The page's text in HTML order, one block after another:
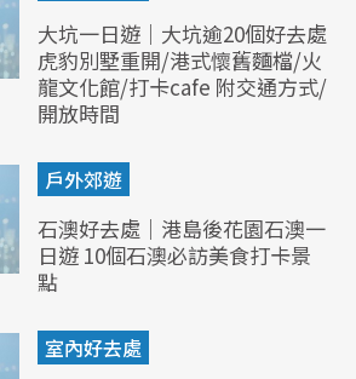
大坑一日遊｜大坑逾20個好去處
虎豹別墅重開/港式懷舊麵檔/火
龍文化館/打卡cafe 附交通方式/
開放時間
戶外郊遊
石澳好去處｜港島後花園石澳一
日遊 10個石澳必訪美食打卡景
點
室內好去處